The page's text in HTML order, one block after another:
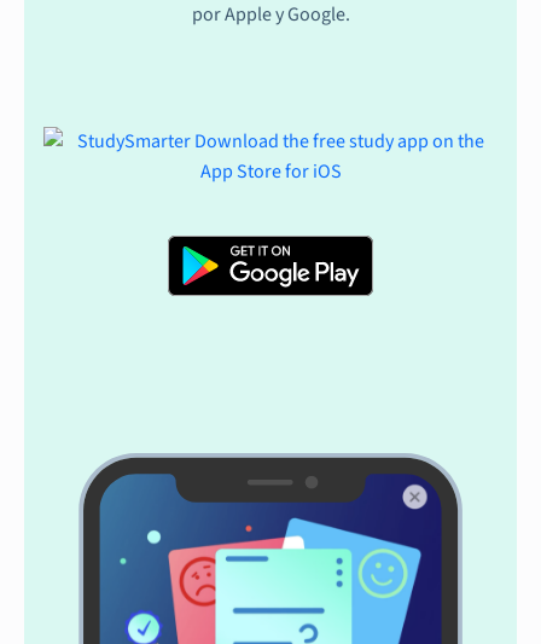
por Apple y Google.